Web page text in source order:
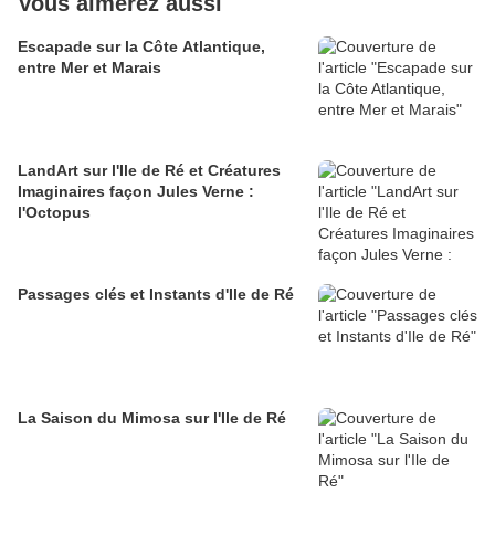
Escapade sur la Côte Atlantique,
entre Mer et Marais
LandArt sur l'Ile de Ré et Créatures
Imaginaires façon Jules Verne :
l'Octopus
Passages clés et Instants d'Ile de Ré
La Saison du Mimosa sur l'Ile de Ré